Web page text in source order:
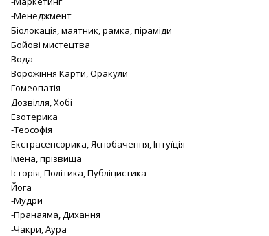
-Менеджмент
Біолокація, маятник, рамка, піраміди
Бойові мистецтва
Вода
Ворожіння Карти, Оракули
Гомеопатія
Дозвілля, Хобі
Езотерика
-Теософія
Екстрасенсорика, Яснобачення, Інтуїція
Імена, прізвища
Історія, Політика, Публіцистика
Йога
-Мудри
-Пранаяма, Дихання
-Чакри, Аура